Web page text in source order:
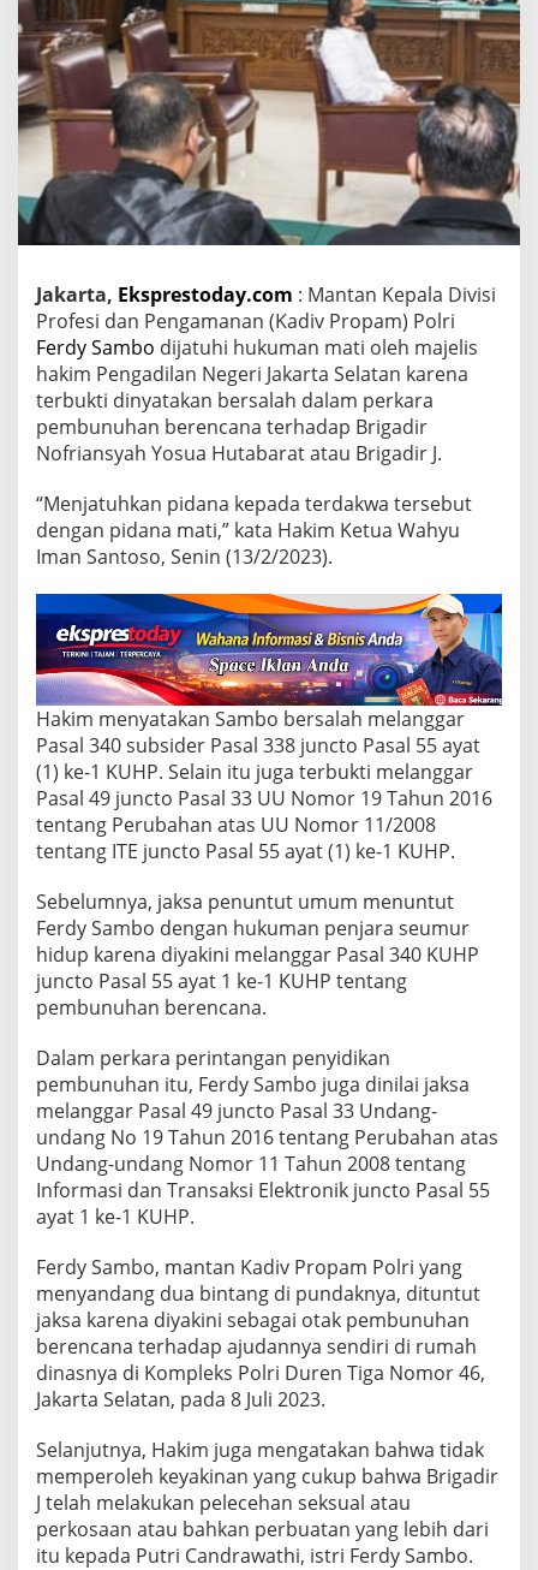
D
a
l
a
m
P
e
r
k
a
r
e
m
b
u
n
u
h
a
B
e
r
e
c
a
n
a
,
F
r
d
y
S
a
m
o
D
i
o
n
s
M
a
t
i
Jakarta, Eksprestoday.com : Mantan Kepala Divisi
Profesi dan Pengamanan (Kadiv Propam) Polri
Ferdy Sambo dijatuhi hukuman mati oleh majelis
hakim Pengadilan Negeri Jakarta Selatan karena
terbukti dinyatakan bersalah dalam perkara
pembunuhan berencana terhadap Brigadir
Nofriansyah Yosua Hutabarat atau Brigadir J.
“Menjatuhkan pidana kepada terdakwa tersebut
dengan pidana mati,” kata Hakim Ketua Wahyu
Iman Santoso, Senin (13/2/2023).
Hakim menyatakan Sambo bersalah melanggar
Pasal 340 subsider Pasal 338 juncto Pasal 55 ayat
(1) ke-1 KUHP. Selain itu juga terbukti melanggar
Pasal 49 juncto Pasal 33 UU Nomor 19 Tahun 2016
tentang Perubahan atas UU Nomor 11/2008
tentang ITE juncto Pasal 55 ayat (1) ke-1 KUHP.
Sebelumnya, jaksa penuntut umum menuntut
Ferdy Sambo dengan hukuman penjara seumur
hidup karena diyakini melanggar Pasal 340 KUHP
juncto Pasal 55 ayat 1 ke-1 KUHP tentang
pembunuhan berencana.
Dalam perkara perintangan penyidikan
pembunuhan itu, Ferdy Sambo juga dinilai jaksa
melanggar Pasal 49 juncto Pasal 33 Undang-
undang No 19 Tahun 2016 tentang Perubahan atas
Undang-undang Nomor 11 Tahun 2008 tentang
Informasi dan Transaksi Elektronik juncto Pasal 55
ayat 1 ke-1 KUHP.
Ferdy Sambo, mantan Kadiv Propam Polri yang
menyandang dua bintang di pundaknya, dituntut
jaksa karena diyakini sebagai otak pembunuhan
berencana terhadap ajudannya sendiri di rumah
dinasnya di Kompleks Polri Duren Tiga Nomor 46,
Jakarta Selatan, pada 8 Juli 2023.
Selanjutnya, Hakim juga mengatakan bahwa tidak
memperoleh keyakinan yang cukup bahwa Brigadir
J telah melakukan pelecehan seksual atau
perkosaan atau bahkan perbuatan yang lebih dari
itu kepada Putri Candrawathi, istri Ferdy Sambo.